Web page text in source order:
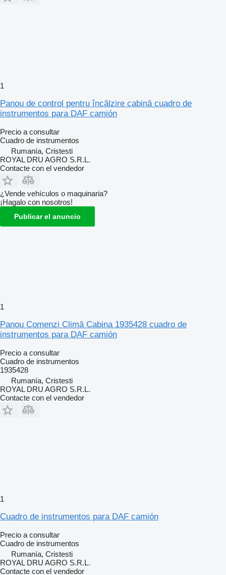
1
Panou de control pentru încălzire cabină cuadro de
instrumentos para DAF camión
Precio a consultar
Cuadro de instrumentos
Rumanía, Cristesti
ROYAL DRU AGRO S.R.L.
Contacte con el vendedor
¿Vende vehículos o maquinaria?
¡Hagalo con nosotros!
Publicar el anuncio
1
Panou Comenzi Climă Cabina 1935428 cuadro de
instrumentos para DAF camión
Precio a consultar
Cuadro de instrumentos
1935428
Rumanía, Cristesti
ROYAL DRU AGRO S.R.L.
Contacte con el vendedor
1
Cuadro de instrumentos para DAF camión
Precio a consultar
Cuadro de instrumentos
Rumanía, Cristesti
ROYAL DRU AGRO S.R.L.
Contacte con el vendedor